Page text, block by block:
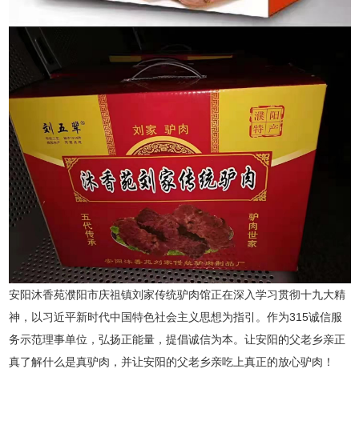
安阳沐香苑濮阳市庆祖镇刘家传统驴肉馆正在深入学习贯彻十九大精
神，以习近平新时代中国特色社会主义思想为指引。作为315诚信服
务示范理事单位，弘扬正能量，提倡诚信为本。让安阳的父老乡亲正
真了解什么是真驴肉，并让安阳的父老乡亲吃上真正的放心驴肉！